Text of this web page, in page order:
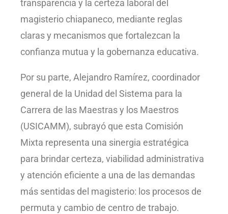
transparencia y la certeza laboral del
magisterio chiapaneco, mediante reglas
claras y mecanismos que fortalezcan la
confianza mutua y la gobernanza educativa.
Por su parte, Alejandro Ramírez, coordinador
general de la Unidad del Sistema para la
Carrera de las Maestras y los Maestros
(USICAMM), subrayó que esta Comisión
Mixta representa una sinergia estratégica
para brindar certeza, viabilidad administrativa
y atención eficiente a una de las demandas
más sentidas del magisterio: los procesos de
permuta y cambio de centro de trabajo.